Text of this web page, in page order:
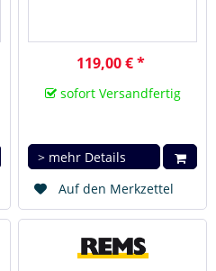
119,00 € *
sofort Versandfertig
> mehr Details
Auf den Merkzettel